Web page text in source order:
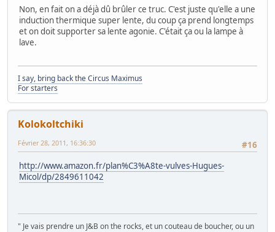
Non, en fait on a déjà dû brûler ce truc. C'est juste qu'elle a une
induction thermique super lente, du coup ça prend longtemps
et on doit supporter sa lente agonie. C'était ça ou la lampe à
lave.
I say, bring back the Circus Maximus
For starters
Kolokoltchiki
#16
Février 28, 2011, 16:36:30
http://www.amazon.fr/plan%C3%A8te-vulves-Hugues-
Micol/dp/2849611042
" Je vais prendre un J&B on the rocks, et un couteau de boucher, ou un